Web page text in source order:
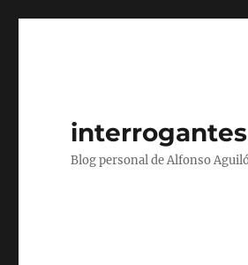
Blog personal de Alfonso